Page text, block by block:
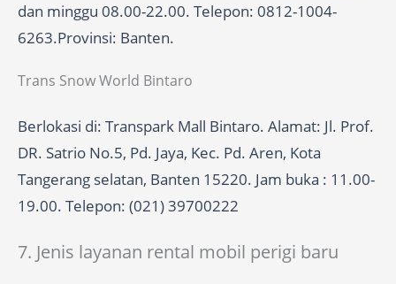
dan minggu 08.00-22.00. Telepon: 0812-1004-
6263.Provinsi: Banten.
Trans Snow World Bintaro
Berlokasi di: Transpark Mall Bintaro. Alamat: Jl. Prof.
DR. Satrio No.5, Pd. Jaya, Kec. Pd. Aren, Kota
Tangerang selatan, Banten 15220. Jam buka : 11.00-
19.00. Telepon: (021) 39700222
7. Jenis layanan rental mobil perigi baru